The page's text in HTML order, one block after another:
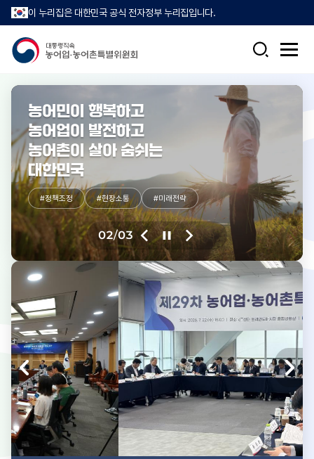
이 누리집은 대한민국 공식 전자정부 누리집입니다.
검
전
메
농어민이 행복하고
농어업이 발전하고
농어촌이 살아 숨쉬는
대한민국
#정책조정 #현장소통 #미래전략
#정책조정 #현장소통 #미래전략
02/03 이
전
슬
라
이
드
정
지
다
음
슬
이
드
이
전
슬
라
이
드
다
음
슬
라
이
드